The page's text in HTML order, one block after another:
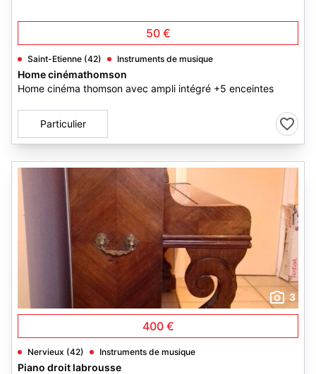
50 €
Saint-Etienne (42) Instruments de musique
Home cinémathomson
Home cinéma thomson avec ampli intégré +5 enceintes
Particulier
3
400 €
Nervieux (42) Instruments de musique
Piano droit labrousse